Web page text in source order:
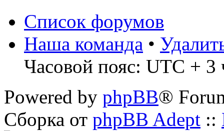
Список форумов
Наша команда •
Часовой пояс: UTC + 3
Powered by phpBB®
Сборка от phpBB Adept ::